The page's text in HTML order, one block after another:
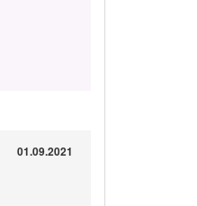
01.09.2021